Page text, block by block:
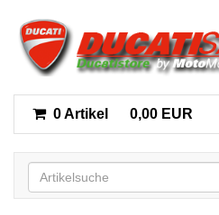
0 Artikel 0,00 EUR